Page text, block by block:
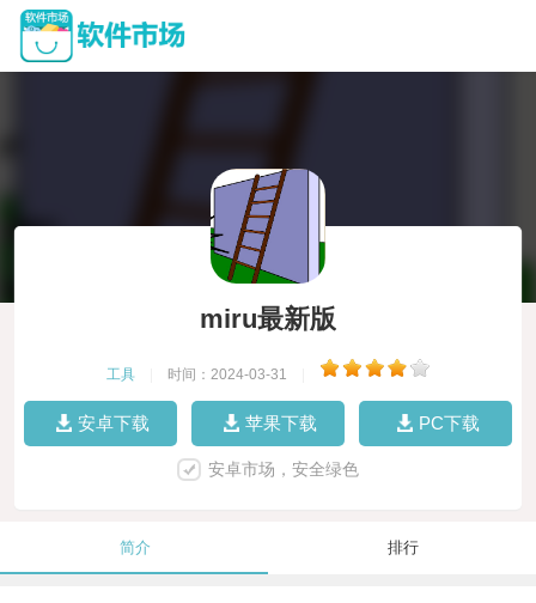
miru最新版
工具 时间：2024-03-31
安卓下载 苹果下载 PC下载
安卓市场，安全绿色
简介 排行